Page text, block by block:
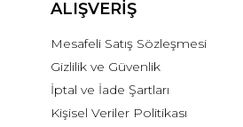
ALIŞVERİŞ
Mesafeli Satış Sözleşmesi
Gizlilik ve Güvenlik
İptal ve İade Şartları
Kişisel Veriler Politikası